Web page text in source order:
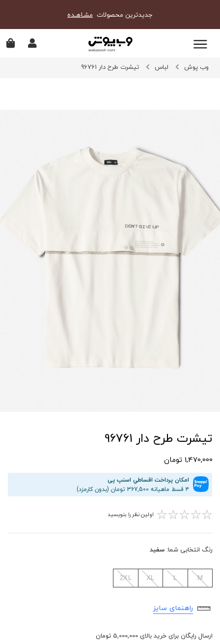
جدیدترین محصولات مشـاهـده
وب پوش لباس تیشرت طرح دار 96761
تیشرت طرح دار 96761
1,470,000 تومان
امکان پرداخت اقساطیِ اسنپ پی
۴ قسط ماهیانه 367,500 تومان (بدون کارمزد)
☆
☆
☆
☆
☆ اولین نظر را بنویسید
رنگ انتخابی شما: سفید
M
L
XL
2XL
راهنمای سایز
ارسال رایگان برای خرید بالای 5,000,000 تومان